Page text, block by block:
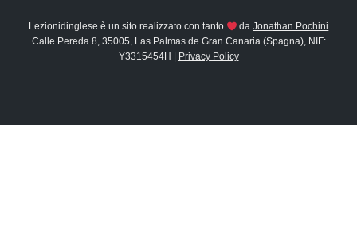
Lezionidinglese è un sito realizzato con tanto daJonathan Pochini
Calle Pereda 8, 35005, Las Palmas de Gran Canaria (Spagna), NIF:
Y3315454H |
Privacy Policy